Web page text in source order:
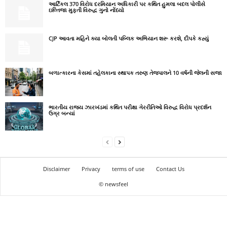
આર્ટિકલ 370 વિરોધ દરમિયાન અધિકારી પર કથિત હુમલા બદલ પોલીસે
ઇલ્તિજા મુફ્તી વિરુદ્ધ ગુનો નોંધ્યો
CJP આવતા મહિને ક્યા બોલતી પબ્લિક અભિયાન શરૂ કરશે, દીપકે કહ્યું
બળાત્કારના કેસમાં તહેલકાના સ્થાપક તરુણ તેજપાલને 10 વર્ષની જેલની સજા
ભારતીય રાજ્ય ઝારખંડમાં કથિત પરીક્ષા ગેરરીતિઓ વિરુદ્ધ વિરોધ પ્રદર્શન
ઉગ્ર બન્યાં
Disclaimer Privacy terms of use
Contact Us
© newsfeel